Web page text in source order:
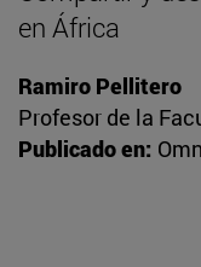
en África
Ramiro Pellitero
Profesor de la
Publicado en: